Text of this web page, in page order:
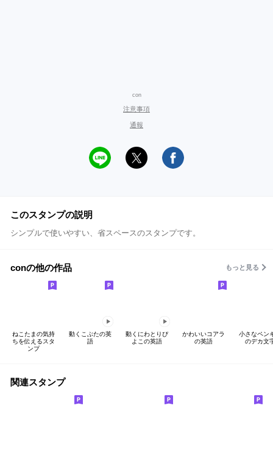
con
注意事項
通報
このスタンプの説明
シンプルで使いやすい、省スペースのスタンプです。
conの他の作品 もっと見る
ねこたまの気持
ちを伝えるスタ
ンプ
動くこぶたの英
語
動くにわとりぴ
よこの英語
かわいいコアラ
の英語
小さなペン
のデカ文
関連スタンプ